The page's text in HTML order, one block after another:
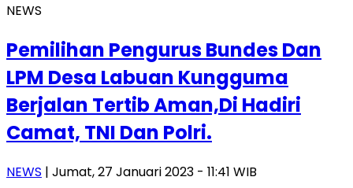
NEWS
Pemilihan Pengurus Bundes Dan
LPM Desa Labuan Kungguma
Berjalan Tertib Aman,Di Hadiri
Camat, TNI Dan Polri.
NEWS | Jumat, 27 Januari 2023 - 11:41 WIB